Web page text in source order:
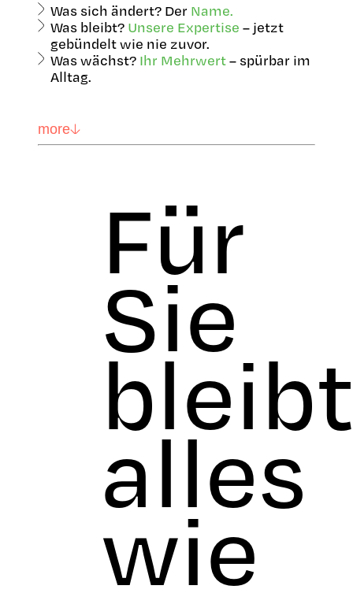
Was sich ändert? Der Name.
Was bleibt? Unsere Expertise – jetzt
gebündelt wie nie zuvor.
Was wächst? Ihr Mehrwert– spürbar im
Alltag.
more
Für
Sie
bleibt
alles
wie